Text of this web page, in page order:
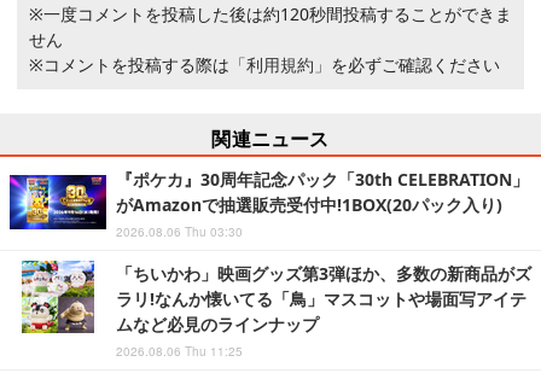
※一度コメントを投稿した後は約120秒間投稿することができま
せん
※コメントを投稿する際は 「利用規約」 を必ずご確認ください
関連ニュース
『ポケカ』30周年記念パック「30th CELEBRATION」
がAmazonで抽選販売受付中!1BOX(20パック入り)
2026.08.06 Thu 03:30
「ちいかわ」映画グッズ第3弾ほか、多数の新商品がズ
ラリ!なんか懐いてる「鳥」マスコットや場面写アイテ
ムなど必見のラインナップ
2026.08.06 Thu 11:25